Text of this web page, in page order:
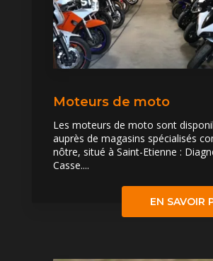
Moteurs de moto
Les moteurs de moto sont
auprès de magasins spécialisés
nôtre, situé à Saint-Etienne :
Casse....
EN SAVOIR